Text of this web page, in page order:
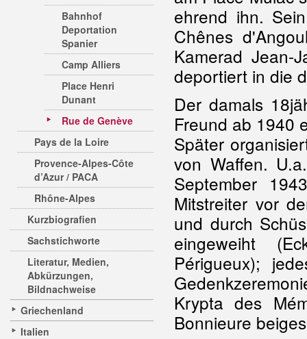
Bahnhof
Deportation
Spanier
Camp Alliers
Place Henri
Dunant
Rue de Genève
Pays de la Loire
Provence-Alpes-Côte
d’Azur / PACA
Rhône-Alpes
Kurzbiografien
Sachstichworte
Literatur, Medien,
Abkürzungen,
Bildnachweise
Griechenland
Italien
ehrend ihn.
Chênes
Kamerad Jean-
deportiert in die
Der damals
Freund ab 1940
Später
von Waffen.
September
Mitstreiter vor
und durch
eingeweiht
Périgueux);
Krypta des
Bonnieure